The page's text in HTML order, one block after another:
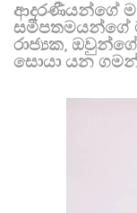
ආදරණීයන්ගේ
සමීපතමයන්ගේ
රාජ්‍යක,
සොයා යන